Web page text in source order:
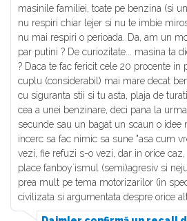
masinile familiei, toate pe benzina (si
nu respiri chiar lejer si nu te imbie
nu mai respiri o perioada. Da, am un
par putini ? De curiozitate... masina ta
? Daca te fac fericit cele 20 procente in
cuplu (considerabil) mai mare decat
cu siguranta stii si tu asta, plaja de
cea a unei benzinare, deci pana la
secunde sau un bagat un scaun o
incerc sa fac nimic sa sune "asa cum
vezi, fie refuzi s-o vezi, dar in orice
place fanboy`ismul (semi)agresiv si
prea mult pe tema motorizarilor (in
civilizata si argumentata despre orice